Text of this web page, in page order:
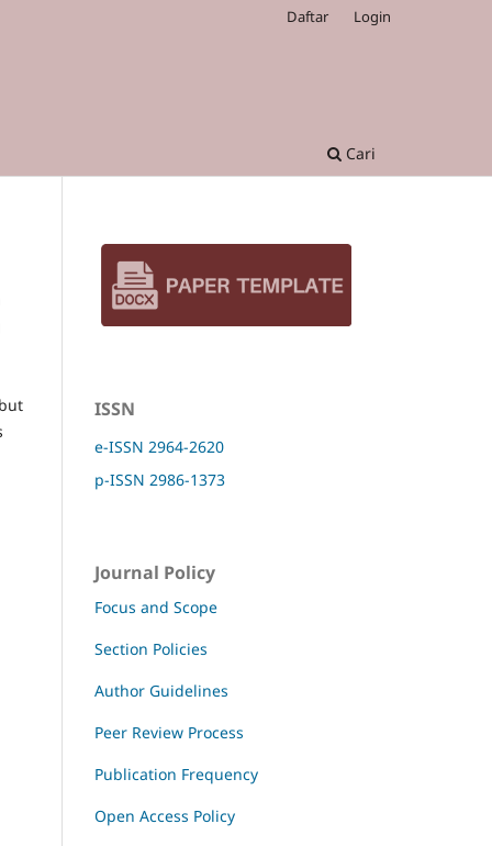
Cari
Daftar Login
ISSN
e-ISSN 2964-2620
p-ISSN 2986-1373
Journal Policy
Focus and Scope
Section Policies
Author Guidelines
Peer Review Process
Publication Frequency
Open Access Policy